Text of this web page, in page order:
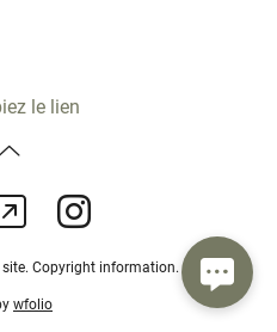
le lien
Copyright information.
wfolio